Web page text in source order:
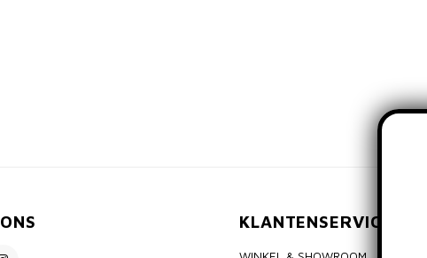
KLANTENSERVICE